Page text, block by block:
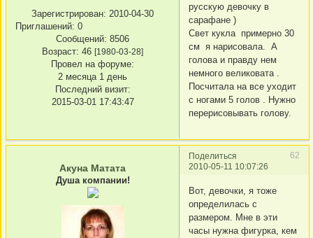
Зарегистрирован: 2010-04-30
Приглашений: 0
Сообщений: 8506
Возраст: 46 [1980-03-28]
Провел на форуме:
2 месяца 1 день
Последний визит:
2015-03-01 17:43:47
русскую девочку в
сарафане )
Свет кукла примерно 30
см я нарисовала. А
голова и правду нем
немного великовата .
Посчитала на все уходит
с ногами 5 голов . Нужно
перерисовывать голову.
Поделиться
62
2010-05-11 10:07:26
Акуна Матата
Душа компании!
Вот, девочки, я тоже
определилась с
размером. Мне в эти
часы нужна фигурка, кем